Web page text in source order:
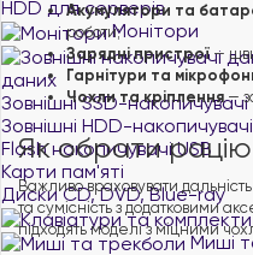
HDD для серверів
Монітори
даних
Зовнішні SSD-накопичувачі
Зовнішні HDD-накопичувачі
Flash накопичувачі USB
Карти пам'яті
Диски CD, DVD, Blue-ray
Миші
Акумулятори та
роботи;
Зарядні пристрої —
Гарнітури та
Чохли та кріплення—
Як обрати
Важливо враховувати
та сумісність з додатковими
підходять моделі з міцними